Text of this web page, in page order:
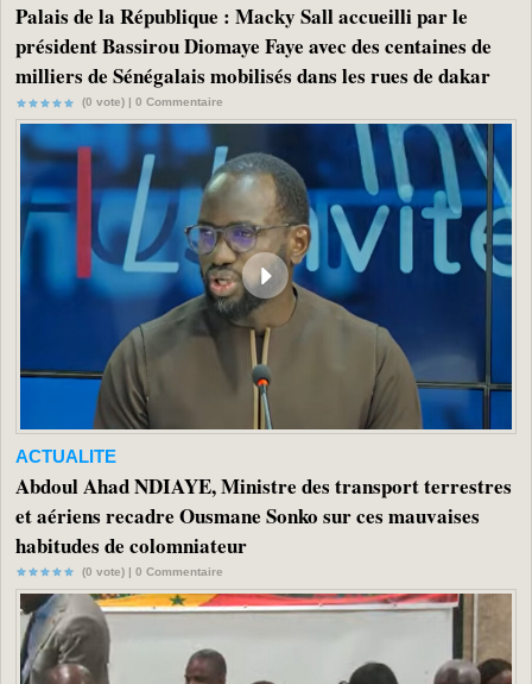
Palais de la République : Macky Sall accueilli par le
président Bassirou Diomaye Faye avec des centaines de
milliers de Sénégalais mobilisés dans les rues de dakar
(0 vote) | 0 Commentaire
ACTUALITE
Abdoul Ahad NDIAYE, Ministre des transport terrestres
et aériens recadre Ousmane Sonko sur ces mauvaises
habitudes de colomniateur
(0 vote) | 0 Commentaire